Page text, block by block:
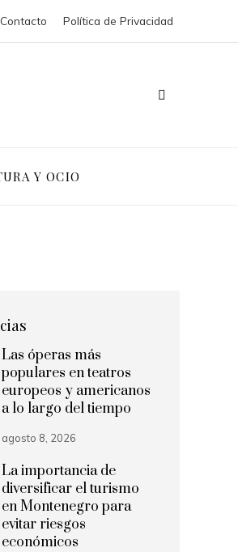
Contacto Política de Privacidad
Y OCIO
Las óperas más
populares en teatros
europeos y americanos
a lo largo del tiempo
agosto 8, 2026
La importancia de
diversificar el turismo
en Montenegro para
evitar riesgos
económicos